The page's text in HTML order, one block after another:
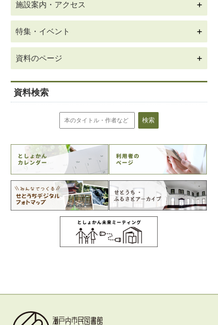
施設案内・アクセス
特集・イベント
資料のページ
資料検索